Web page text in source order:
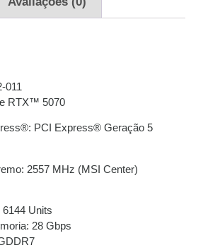
R$5.286,32
R$5.302,10
com
011
RTX™ 5070
PCI Express® Geração 5
2557 MHz (MSI Center)
Units
28 Gbps